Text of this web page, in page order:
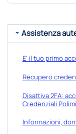
Assistenza
E' il tuo primo
Recupero
Disattiva 2FA:
Credenziali Polimi
Informazioni,